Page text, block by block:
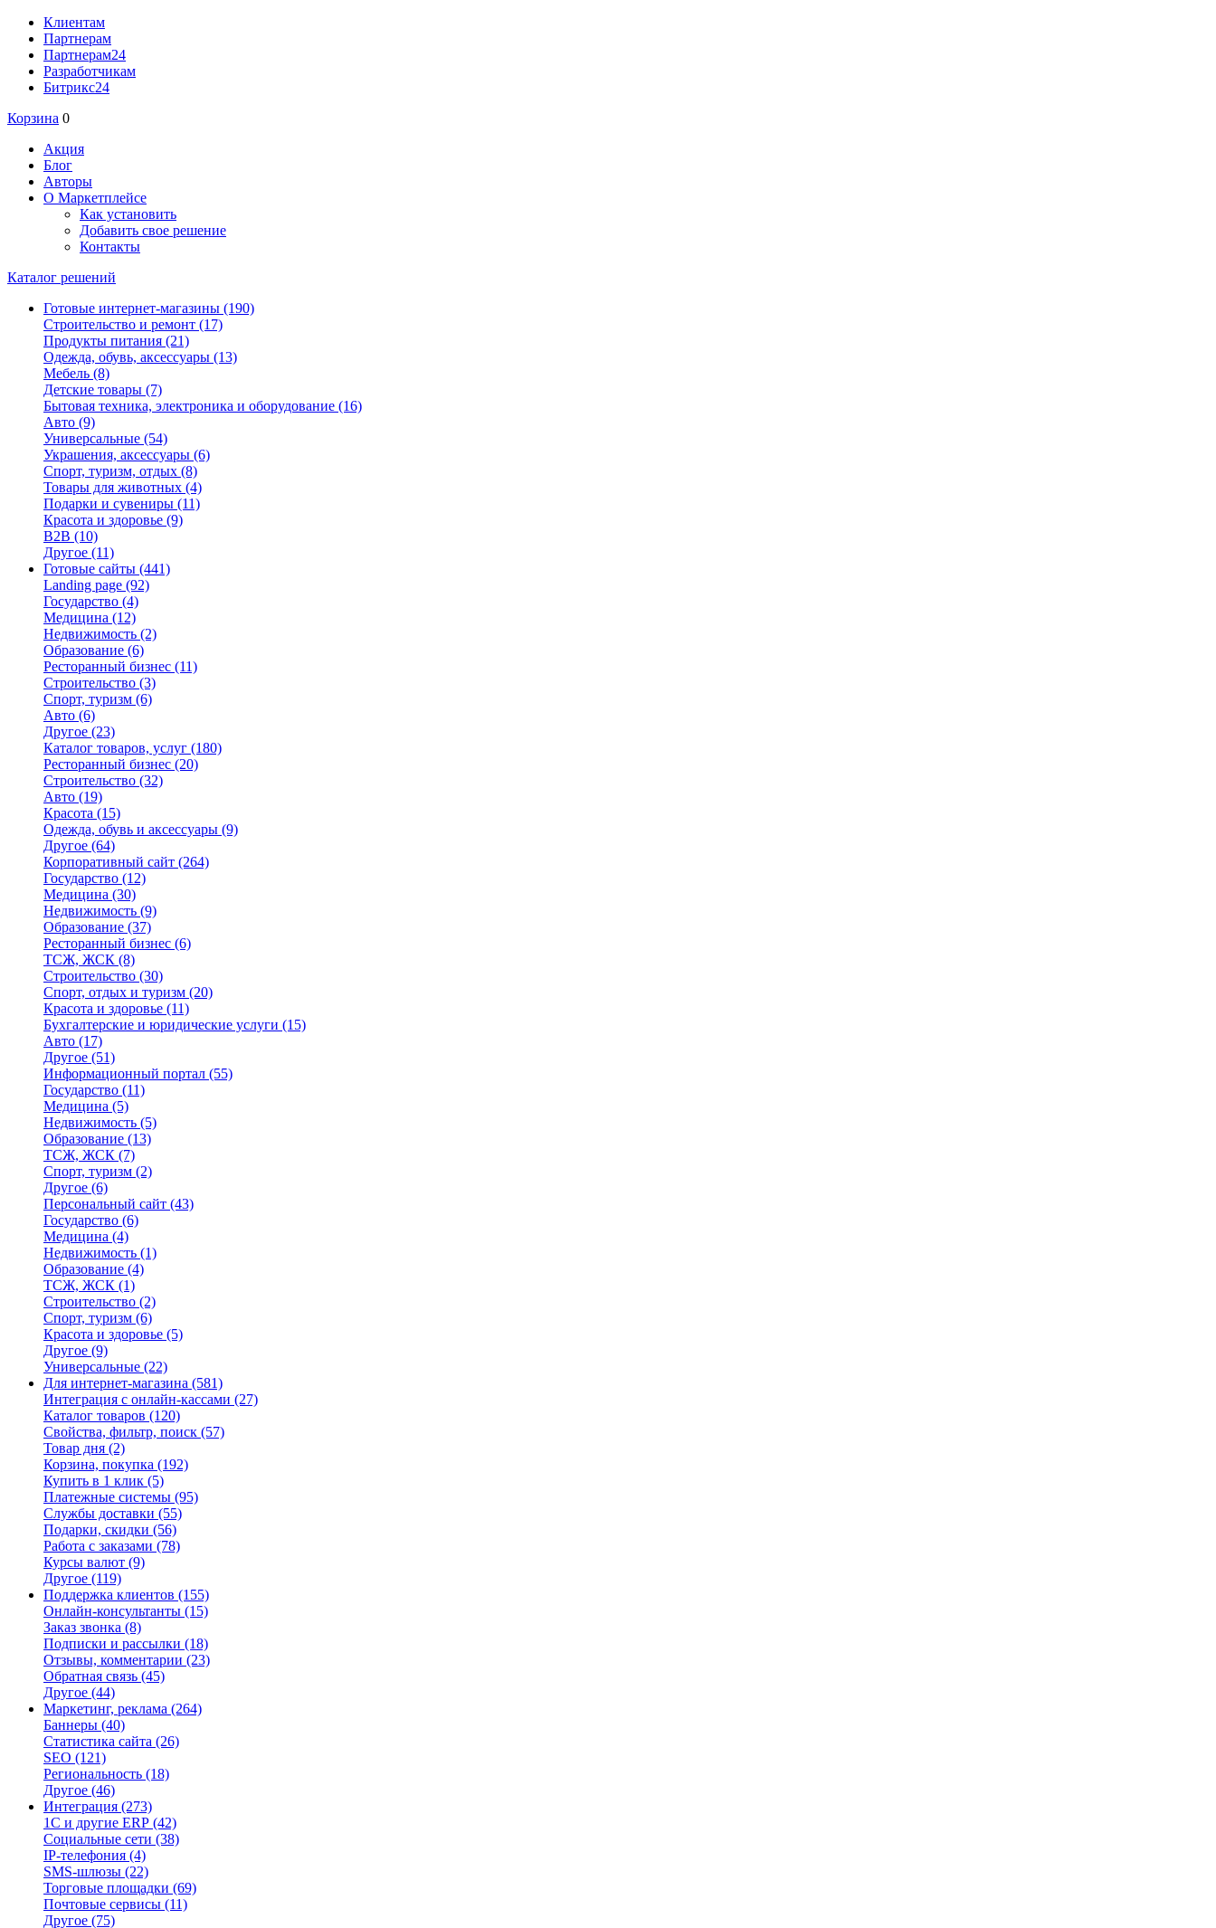
Клиентам
Партнерам
Партнерам24
Разработчикам
Битрикс24
Корзина 0
Акция
Блог
Авторы
О Маркетплейсе
Как установить
Добавить свое решение
Контакты
Каталог решений
Готовые интернет-магазины (190)
Строительство и ремонт (17)
Продукты питания (21)
Одежда, обувь, аксессуары (13)
Мебель (8)
Детские товары (7)
Бытовая техника, электроника и оборудование (16)
Авто (9)
Универсальные (54)
Украшения, аксессуары (6)
Спорт, туризм, отдых (8)
Товары для животных (4)
Подарки и сувениры (11)
Красота и здоровье (9)
B2B (10)
Другое (11)
Готовые сайты (441)
Landing page (92)
Государство (4)
Медицина (12)
Недвижимость (2)
Образование (6)
Ресторанный бизнес (11)
Строительство (3)
Спорт, туризм (6)
Авто (6)
Другое (23)
Каталог товаров, услуг (180)
Ресторанный бизнес (20)
Строительство (32)
Авто (19)
Красота (15)
Одежда, обувь и аксессуары (9)
Другое (64)
Корпоративный сайт (264)
Государство (12)
Медицина (30)
Недвижимость (9)
Образование (37)
Ресторанный бизнес (6)
ТСЖ, ЖСК (8)
Строительство (30)
Спорт, отдых и туризм (20)
Красота и здоровье (11)
Бухгалтерские и юридические услуги (15)
Авто (17)
Другое (51)
Информационный портал (55)
Государство (11)
Медицина (5)
Недвижимость (5)
Образование (13)
ТСЖ, ЖСК (7)
Спорт, туризм (2)
Другое (6)
Персональный сайт (43)
Государство (6)
Медицина (4)
Недвижимость (1)
Образование (4)
ТСЖ, ЖСК (1)
Строительство (2)
Спорт, туризм (6)
Красота и здоровье (5)
Другое (9)
Универсальные (22)
Для интернет-магазина (581)
Интеграция с онлайн-кассами (27)
Каталог товаров (120)
Свойства, фильтр, поиск (57)
Товар дня (2)
Корзина, покупка (192)
Купить в 1 клик (5)
Платежные системы (95)
Службы доставки (55)
Подарки, скидки (56)
Работа с заказами (78)
Курсы валют (9)
Другое (119)
Поддержка клиентов (155)
Онлайн-консультанты (15)
Заказ звонка (8)
Подписки и рассылки (18)
Отзывы, комментарии (23)
Обратная связь (45)
Другое (44)
Маркетинг, реклама (264)
Баннеры (40)
Статистика сайта (26)
SEO (121)
Региональность (18)
Другое (46)
Интеграция (273)
1С и другие ERP (42)
Социальные сети (38)
IP-телефония (4)
SMS-шлюзы (22)
Торговые площадки (69)
Почтовые сервисы (11)
Другое (75)